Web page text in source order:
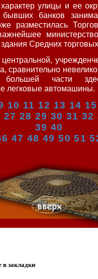
улицы и ее
банков
разместилась
Средних
сравнительно
части
легковые автомашины.
10 11 12 13 14 15
27 28 29 30 31 32
39 40
47 48 49 50 51
в закладки